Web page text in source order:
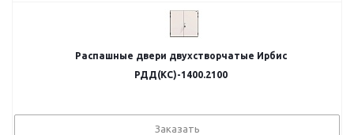
Распашные двери двухстворчатые Ирбис
РДД(КС)-1400.2100
Заказать